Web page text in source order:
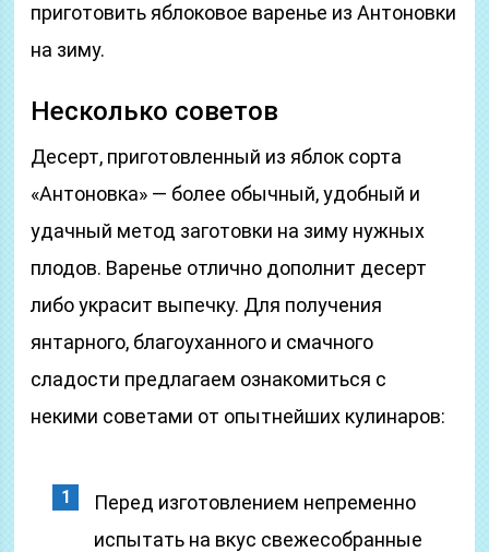
приготовить яблоковое варенье из Антоновки
на зиму.
Несколько советов
Десерт, приготовленный из яблок сорта
«Антоновка» — более обычный, удобный и
удачный метод заготовки на зиму нужных
плодов. Варенье отлично дополнит десерт
либо украсит выпечку. Для получения
янтарного, благоуханного и смачного
сладости предлагаем ознакомиться с
некими советами от опытнейших кулинаров:
Перед изготовлением непременно
испытать на вкус свежесобранные